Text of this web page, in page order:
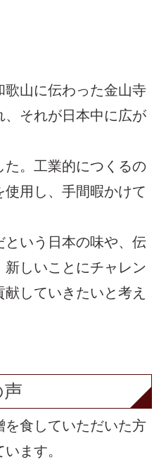
山に伝わった金山寺
、それが日本中に広が
。工業的につくるの
用し、手間暇かけて
という日本の味や、伝
しいことにチャレン
していきたいと考え
食していただいた方
ます。